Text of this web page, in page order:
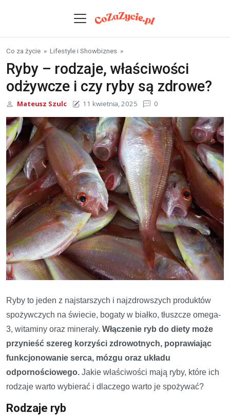
Co za życie » Lifestyle i Showbiznes »
Ryby – rodzaje, właściwości
odżywcze i czy ryby są zdrowe?
Mateusz Szulc 11 kwietnia, 2025 0
Ryby to jeden z najstarszych i najzdrowszych produktów
spożywczych na świecie, bogaty w białko, tłuszcze omega-
3, witaminy oraz minerały. Włączenie ryb do diety może
przynieść szereg korzyści zdrowotnych, poprawiając
funkcjonowanie serca, mózgu oraz układu
odpornościowego. Jakie właściwości mają ryby, które ich
rodzaje warto wybierać i dlaczego warto je spożywać?
Rodzaje ryb